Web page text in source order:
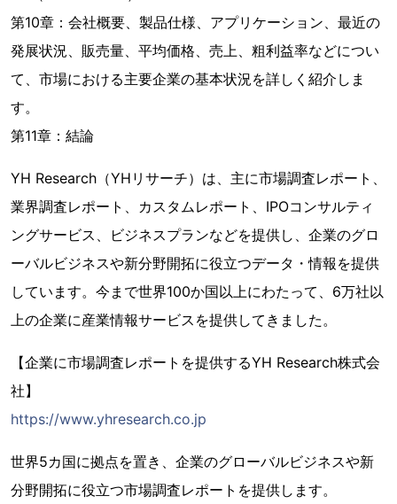
第10章：会社概要、製品仕様、アプリケーション、最近の
発展状況、販売量、平均価格、売上、粗利益率などについ
て、市場における主要企業の基本状況を詳しく紹介しま
す。
第11章：結論
YH Research（YHリサーチ）は、主に市場調査レポート、
業界調査レポート、カスタムレポート、IPOコンサルティ
ングサービス、ビジネスプランなどを提供し、企業のグロ
ーバルビジネスや新分野開拓に役立つデータ・情報を提供
しています。今まで世界100か国以上にわたって、6万社以
上の企業に産業情報サービスを提供してきました。
【企業に市場調査レポートを提供するYH Research株式会
社】
https://www.yhresearch.co.jp
世界5カ国に拠点を置き、企業のグローバルビジネスや新
分野開拓に役立つ市場調査レポートを提供します。